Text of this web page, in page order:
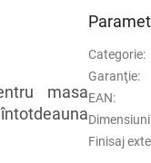
masa
Categorie:
Garanţie:
EAN:
Finisaj